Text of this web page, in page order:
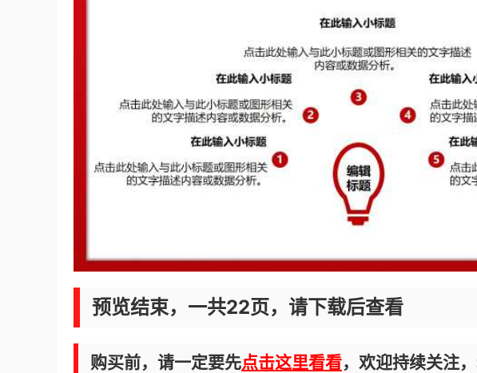
预览结束，一共22页，请下载后查看
购买前，请一定要先点击这里看看，欢迎持续关注